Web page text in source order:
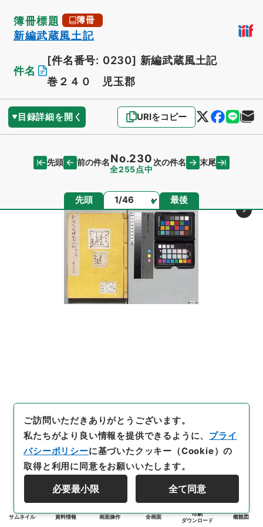
簿冊標題 簿冊
新編武蔵風土記
件名
[件名番号: 0230] 新編武蔵風土記
巻２４０ 児玉郡
目録詳細を開く URIをコピー
先頭 前の件名No.230
全255点中
次の件名 末尾
先頭 ページ 最後
サムネイル 資料情報 画面操作 全画面
印刷
ダウンロード
概観図
ご訪問いただきありがとうございます。
私たちがより良い情報を提供できるように、 プライ
バシーポリシーに基づいたクッキー（Cookie）の
取得と利用に同意をお願いいたします。
必要最小限 全て同意